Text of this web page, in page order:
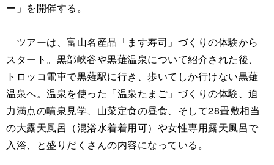
ー」を開催する。
ツアーは、富山名産品「ます寿司」づくりの体験から
スタート。黒部峡谷や黒薙温泉について紹介された後、
トロッコ電車で黒薙駅に行き、歩いてしか行けない黒薙
温泉へ。温泉を使った「温泉たまご」づくりの体験、迫
力満点の噴泉見学、山菜定食の昼食、そして28畳敷相当
の大露天風呂（混浴水着着用可）や女性専用露天風呂で
入浴、と盛りだくさんの内容になっている。